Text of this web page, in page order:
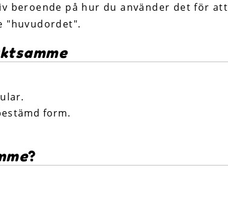
beroende på hur du använder det för att
"huvudordet".
form.
?